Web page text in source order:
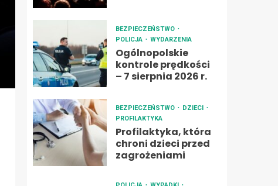
BEZPIECZEŃSTWO
POLICJA
WYDARZENIA
Ogólnopolskie
kontrole prędkości
– 7 sierpnia 2026 r.
BEZPIECZEŃSTWO
DZIECI
PROFILAKTYKA
Profilaktyka, która
chroni dzieci przed
zagrożeniami